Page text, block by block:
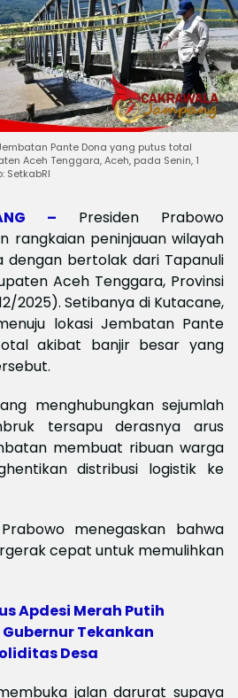
Pante Dona yang putus total
Aceh Tenggara, Aceh, pada Senin, 1
SetkabRI
– Presiden Prabowo
rangkaian peninjauan wilayah
bertolak dari Tapanuli
Aceh Tenggara, Provinsi
2025). Setibanya di Kutacane,
lokasi Jembatan Pante
akibat banjir besar yang
menghubungkan sejumlah
tersapu derasnya arus
membuat ribuan warga
distribusi logistik ke
menegaskan bahwa
cepat untuk memulihkan
Apdesi Merah Putih
Tekankan
Desa
jalan darurat supaya